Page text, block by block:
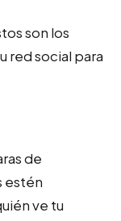
son los
red social para
de
estén
ve tu